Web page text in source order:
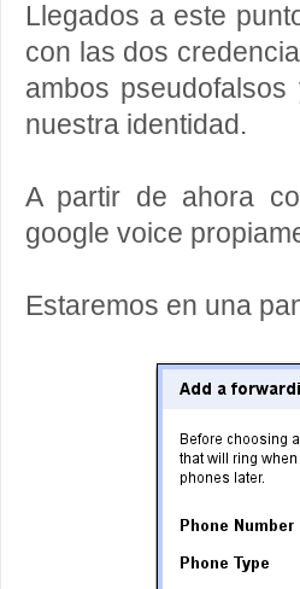
Llegados a este
con las dos
ambos
nuestra identidad.
A partir de ahora
google voice
Estaremos en una